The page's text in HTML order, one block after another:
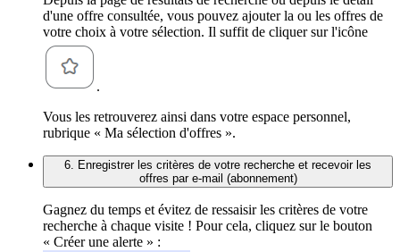
d'une offre consultée, vous pouvez ajouter la ou les offres de
votre choix à votre sélection. Il suffit de cliquer sur l'icône
.
Vous les retrouverez ainsi dans votre espace personnel,
rubrique « Ma sélection d'offres ».
6. Enregistrer les critères de votre recherche et recevoir les
offres par e-mail (abonnement)
Gagnez du temps et évitez de ressaisir les critères de votre
recherche à chaque visite ! Pour cela, cliquez sur le bouton
« Créer une alerte » :